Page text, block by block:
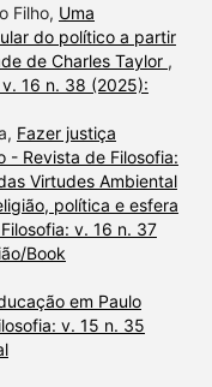
Filho, Uma
do político a partir
de Charles Taylor ,
16 n. 38 (2025):
Fazer justiça
- Revista de Filosofia:
Virtudes Ambiental
política e esfera
v. 16 n. 37
Book
em Paulo
v. 15 n. 35